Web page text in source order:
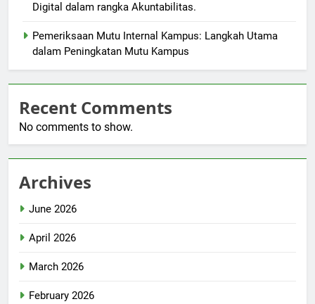
Digital dalam rangka Akuntabilitas.
Pemeriksaan Mutu Internal Kampus: Langkah Utama
dalam Peningkatan Mutu Kampus
Recent Comments
No comments to show.
Archives
June 2026
April 2026
March 2026
February 2026